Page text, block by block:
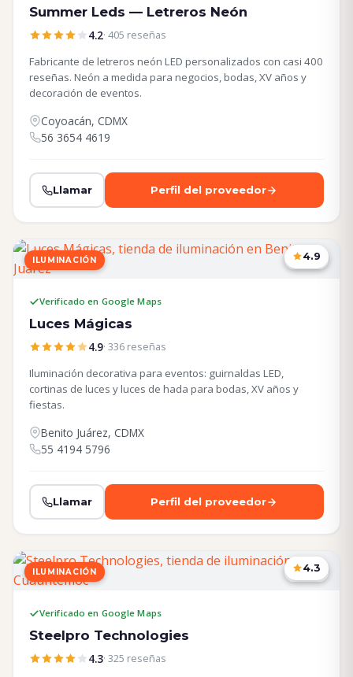
Summer Leds — Letreros Neón
4.2· 405 reseñas
Fabricante de letreros neón LED personalizados con casi 400
reseñas. Neón a medida para negocios, bodas, XV años y
decoración de eventos.
Coyoacán, CDMX
56 3654 4619
Llamar Perfil del proveedor
ILUMINACIÓN CDMX
4.9
Verificado en Google Maps
Luces Mágicas
4.9· 336 reseñas
Iluminación decorativa para eventos: guirnaldas LED,
cortinas de luces y luces de hada para bodas, XV años y
fiestas.
Benito Juárez, CDMX
55 4194 5796
Llamar Perfil del proveedor
ILUMINACIÓN CDMX
4.3
Verificado en Google Maps
Steelpro Technologies
4.3· 325 reseñas